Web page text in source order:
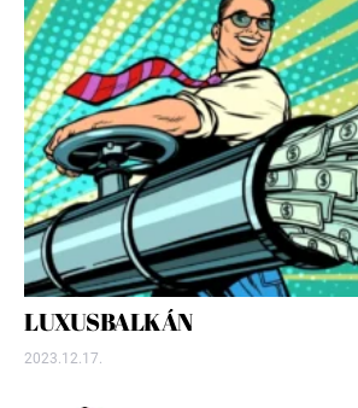
LUXUSBALKÁN
2023.12.17.